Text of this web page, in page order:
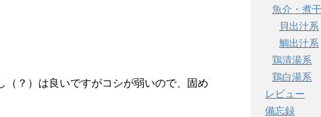
？）は良いですがコシが弱いので、固め
魚介・煮
貝出汁系
鯛出汁系
鶏清湯系
鶏白湯系
レビュー
備忘録